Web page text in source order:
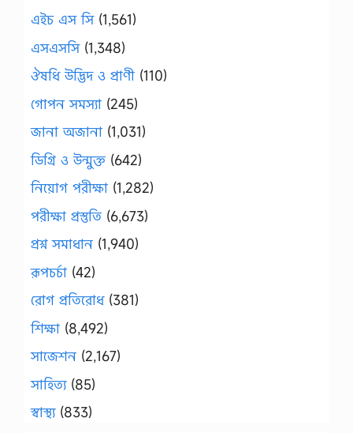
এইচ এস সি(1,561)
এসএসসি(1,348)
ঔষধি উদ্ভিদ ও প্রাণী (110)
গোপন সমস্যা (245)
জানা অজানা (1,031)
ডিগ্রি ও উন্মুক্ত (642)
নিয়োগ পরীক্ষা (1,282)
পরীক্ষা প্রস্তুতি (6,673)
প্রশ্ন সমাধান (1,940)
রূপচর্চা (42)
রোগ প্রতিরোধ(381)
শিক্ষা (8,492)
সাজেশন (2,167)
সাহিত্য(85)
স্বাস্থ্য(833)